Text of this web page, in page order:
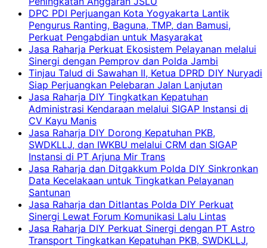
DPC PDI Perjuangan Kota Yogyakarta Lantik
Pengurus Ranting, Baguna, TMP, dan Bamusi,
Perkuat Pengabdian untuk Masyarakat
Jasa Raharja Perkuat Ekosistem Pelayanan melalui
Sinergi dengan Pemprov dan Polda Jambi
Tinjau Talud di Sawahan II, Ketua DPRD DIY Nuryadi
Siap Perjuangkan Pelebaran Jalan Lanjutan
Jasa Raharja DIY Tingkatkan Kepatuhan
Administrasi Kendaraan melalui SIGAP Instansi di
CV Kayu Manis
Jasa Raharja DIY Dorong Kepatuhan PKB,
SWDKLLJ, dan IWKBU melalui CRM dan SIGAP
Instansi di PT Arjuna Mir Trans
Jasa Raharja dan Ditgakkum Polda DIY Sinkronkan
Data Kecelakaan untuk Tingkatkan Pelayanan
Santunan
Jasa Raharja dan Ditlantas Polda DIY Perkuat
Sinergi Lewat Forum Komunikasi Lalu Lintas
Jasa Raharja DIY Perkuat Sinergi dengan PT Astro
Transport Tingkatkan Kepatuhan PKB, SWDKLLJ,